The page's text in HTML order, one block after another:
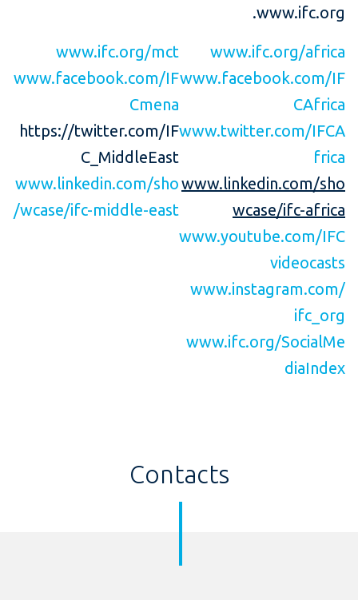
www.ifc.org.
www.ifc.org/africa
www.ifc.org/mct
www.facebook.com/IF
CAfrica
www.facebook.com/IF
Cmena
www.twitter.com/IFCA
frica
https://twitter.com/IF
C_MiddleEast
www.linkedin.com/sho
wcase/ifc-africa
www.linkedin.com/sho
wcase/ifc-middle-east/
www.youtube.com/IFC
videocasts
www.instagram.com/
ifc_org
www.ifc.org/SocialMe
diaIndex
Contacts